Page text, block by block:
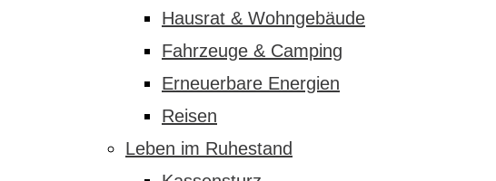
Hausrat & Wohngebäude
Fahrzeuge & Camping
Erneuerbare Energien
Reisen
Leben im Ruhestand